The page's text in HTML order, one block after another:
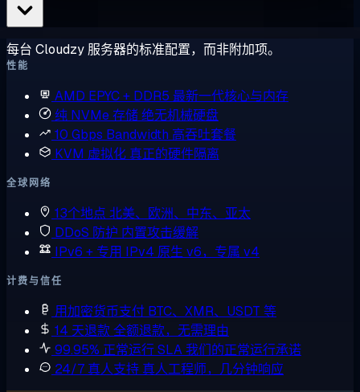
每台 Cloudzy 服务器的标准配置，而非附加项。
性能
AMD EPYC + DDR5 最新一代核心与内存
纯 NVMe 存储绝无机械硬盘
10 Gbps Bandwidth 高吞吐套餐
KVM 虚拟化 真正的硬件隔离
全球网络
13个地点 北美、欧洲、中东、亚太
DDoS 防护 内置攻击缓解
IPv6 + 专用 IPv4 原生 v6，专属 v4
计费与信任
用加密货币支付 BTC、XMR、USDT 等
14 天退款全额退款，无需理由
99.95% 正常运行 SLA我们的正常运行承诺
24/7 真人支持 真人工程师，几分钟响应